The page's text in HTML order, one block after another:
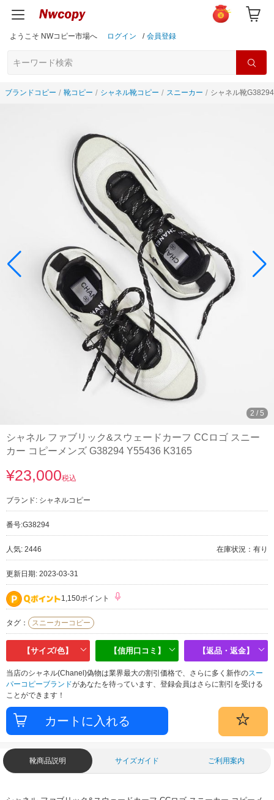
ようこそ NWコピー市場へ ログイン / 会員登録
ブランドコピー 靴コピー シャネル靴コピー スニーカー シャネル靴
3 / 5
シャネル ファブリック&スウェードカーフ CCロゴ スニー
カー コピーメンズ G38294 Y55436 K3165
¥23,000税込
ブランド: シャネルコピー
番号:G38294
人気: 2446 在庫状況：有り
更新日期: 2023-03-31
1,150ポイント
タグ： スニーカーコピー
【サイズ/色】 【信用口コミ】 【返品・返金】
当店のシャネル(Chanel)偽物は業界最大の割引価格で、さらに多く新作のスー
パーコピーブランドがあなたを待っています、登録会員はさらに割引を受ける
ことができます！
靴商品説明 サイズガイド ご利用案内